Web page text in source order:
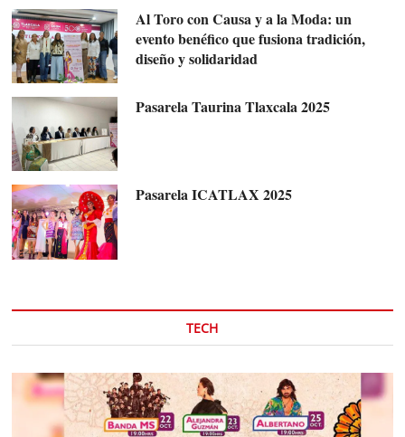
Al Toro con Causa y a la Moda: un
evento benéfico que fusiona tradición,
diseño y solidaridad
Pasarela Taurina Tlaxcala 2025
Pasarela ICATLAX 2025
TECH